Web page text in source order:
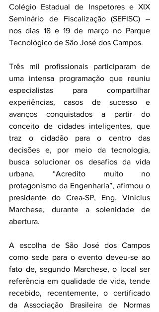
Colégio Estadual de Inspetores e XIX
Seminário de Fiscalização (SEFISC) –
nos dias 18 e 19 de março no Parque
Tecnológico de São José dos Campos.
Três mil profissionais participaram de
uma intensa programação que reuniu
especialistas para compartilhar
experiências, casos de sucesso e
avanços conquistados a partir do
conceito de cidades inteligentes, que
traz o cidadão para o centro das
decisões e, por meio da tecnologia,
busca solucionar os desafios da vida
urbana. “Acredito muito no
protagonismo da Engenharia”, afirmou o
presidente do Crea-SP, Eng. Vinicius
Marchese, durante a solenidade de
abertura.
A escolha de São José dos Campos
como sede para o evento deveu-se ao
fato de, segundo Marchese, o local ser
referência em qualidade de vida, tende
recebido, recentemente, o certificado
da Associação Brasileira de Normas